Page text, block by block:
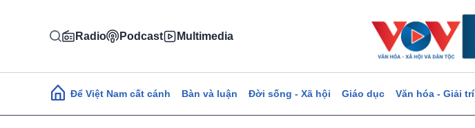
Radio Podcast Multimedia
Main navigation
Để Việt Nam cất cánh Bàn và luận Đời sống - Xã hội Giáo dục Văn hóa - Giải trí